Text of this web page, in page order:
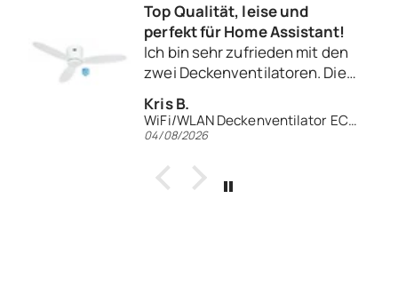
Top Qualität, leise und
perfekt für Home Assistant!
Ich bin sehr zufrieden mit den
zwei Deckenventilatoren. Die
Verarbeitungsqualität ist
hervorragend und die
Ventilatoren laufen
begeistert bin ich davon, wie
einfach und vor allem lokal sich
Kris B.
WiFi/WLAN Deckenventilator ECO PLANO II 132 WiFi
04/08/2026